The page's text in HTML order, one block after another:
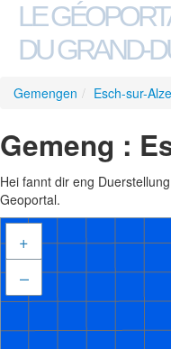
LE
DU GRAND-
Gemengen / Esch-sur-
Gemeng :
Hei fannt dir eng
Geoportal.
+
–